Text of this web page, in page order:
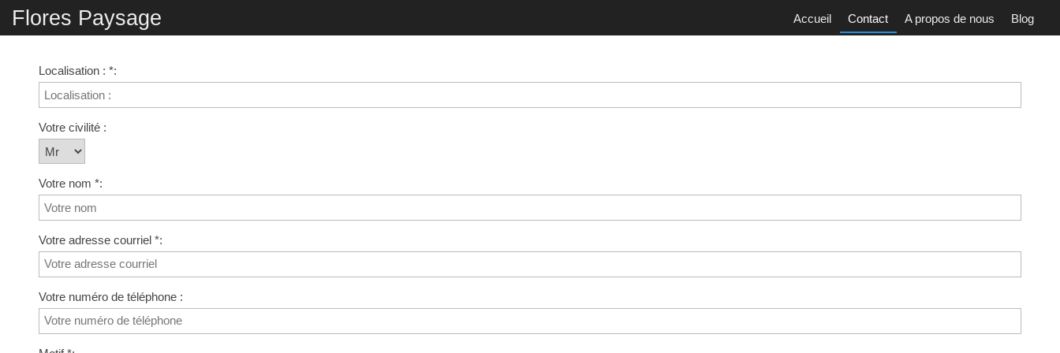
Flores Paysage Accueil Contact A propos de nous Blog
Localisation : *:
Votre civilité :
Votre nom *:
Votre adresse courriel *:
Votre numéro de téléphone :